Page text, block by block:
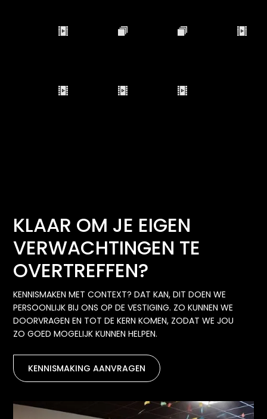
KLAAR OM JE EIGEN
VERWACHTINGEN TE
OVERTREFFEN?
KENNISMAKEN MET CONTEXT? DAT KAN, DIT DOEN WE
PERSOONLIJK BIJ ONS OP DE VESTIGING. ZO KUNNEN WE
DOORVRAGEN EN TOT DE KERN KOMEN, ZODAT WE JOU
ZO GOED MOGELIJK KUNNEN HELPEN.
KENNISMAKING AANVRAGEN